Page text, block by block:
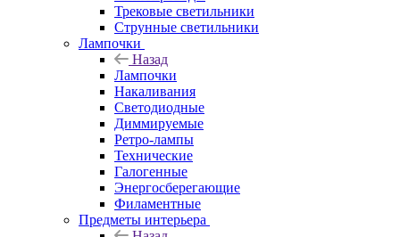
Трековые светильники
Струнные светильники
Лампочки
Назад
Лампочки
Накаливания
Светодиодные
Диммируемые
Ретро-лампы
Технические
Галогенные
Энергосберегающие
Филаментные
Предметы интерьера